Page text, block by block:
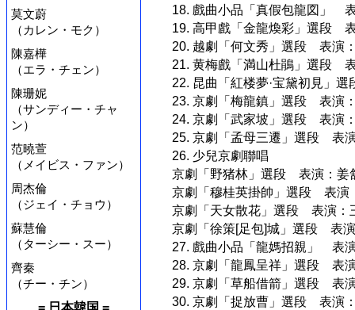
莫文蔚
（カレン・モク）
陳嘉樺
（エラ・チェン）
陳珊妮
（サンディー・チャ
ン）
范曉萱
（メイビス・ファン）
周杰倫
（ジェイ・チョウ）
蘇慧倫
（ターシー・スー）
齊秦
（チー・チン）
= 日本韓国 =
18. 戲曲小品「真假包龍図」
19. 高甲戲「金龍煥彩」選段
20. 越劇「何文秀」選段 表演
21. 黄梅戲「満山杜鵑」選段
22. 昆曲「紅楼夢·宝黛初見」
23. 京劇「梅龍鎮」選段 表演
24. 京劇「武家坡」選段 表演
25. 京劇「孟母三遷」選段 表
26. 少兒京劇聯唱
京劇「野猪林」選段 表演：姜
京劇「穆桂英掛帥」選段 表演
京劇「天女散花」選段 表演：
京劇「徐策[足包]城」選段 表
27. 戲曲小品「龍媽招親」 表
28. 京劇「龍鳳呈祥」選段 表
29. 京劇「草船借箭」選段 表
30. 京劇「捉放曹」選段 表演